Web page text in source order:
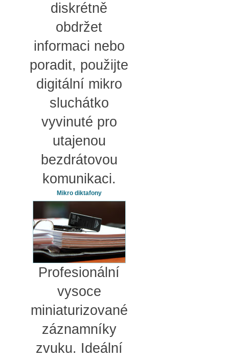
diskrétně
obdržet
informaci nebo
poradit, použijte
digitální mikro
sluchátko
vyvinuté pro
utajenou
bezdrátovou
komunikaci.
Mikro diktafony
Profesionální
vysoce
miniaturizované
záznamníky
zvuku. Ideální